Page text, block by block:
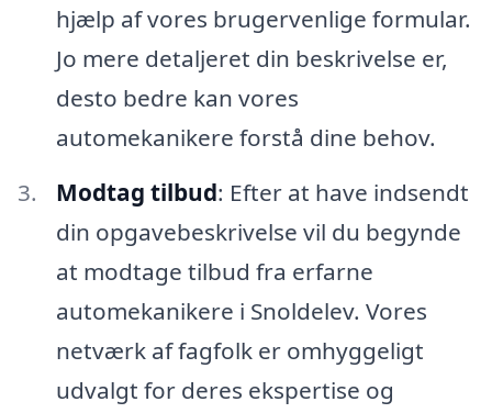
hjælp af vores brugervenlige formular.
Jo mere detaljeret din beskrivelse er,
desto bedre kan vores
automekanikere forstå dine behov.
Modtag tilbud: Efter at have indsendt
din opgavebeskrivelse vil du begynde
at modtage tilbud fra erfarne
automekanikere i Snoldelev. Vores
netværk af fagfolk er omhyggeligt
udvalgt for deres ekspertise og